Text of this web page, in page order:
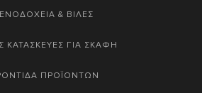
& ΒΙΛΕΣ
ΚΑΤΑΣΚΕΥΕΣ ΓΙΑ ΣΚΑΦΗ
ΠΡΟΪΟΝΤΩΝ